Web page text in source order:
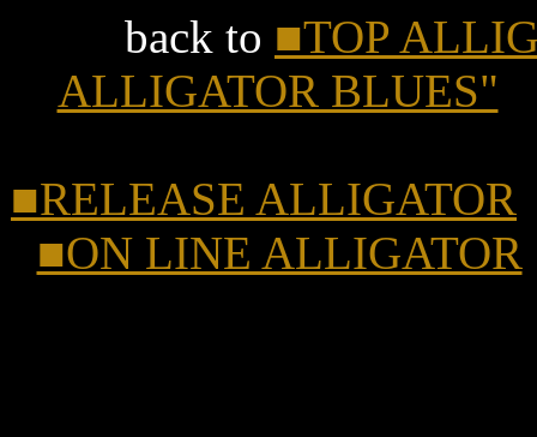
back to ■TOP
ALLIGATOR BLUES"
■RELEASE ALLIGATOR
■ON LINE ALLIGATOR